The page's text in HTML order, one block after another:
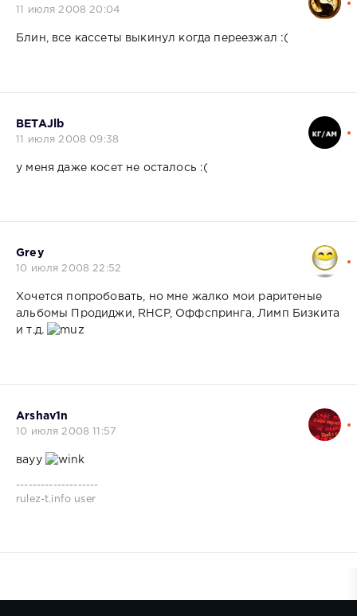
11 июля 2008 20:04
Блин, все кассеты выкинул когда переезжал :(
BETAJlb
11 июля 2008 09:38
у меня даже косет не осталось :(
Grey
10 июля 2008 22:52
Хочется попробовать, но мне жалко мои раритеные
альбомы Продиджи, RHCP, Оффспринга, Лимп Бизкита
и т.д.
Arshav1n
10 июля 2008 11:57
вауу
--------------------
rulez-t.info user